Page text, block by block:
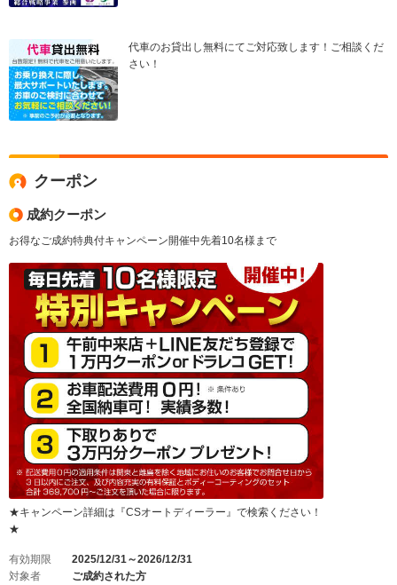
代車のお貸出し無料にてご対応致します！ご相談くだ
さい！
クーポン
成約クーポン
お得なご成約特典付キャンペーン開催中先着10名様まで
★キャンペーン詳細は『CSオートディーラー』で検索ください！
★
有効期限
2025/12/31～2026/12/31
対象者
ご成約された方